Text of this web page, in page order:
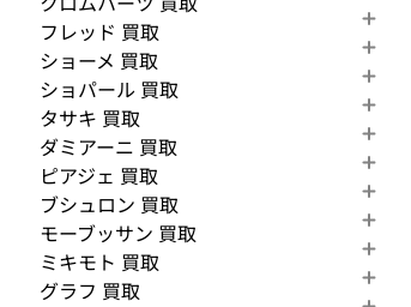
フレッド 買取
ショーメ 買取
ショパール 買取
タサキ 買取
ダミアーニ 買取
ピアジェ 買取
ブシュロン 買取
モーブッサン 買取
ミキモト 買取
グラフ 買取